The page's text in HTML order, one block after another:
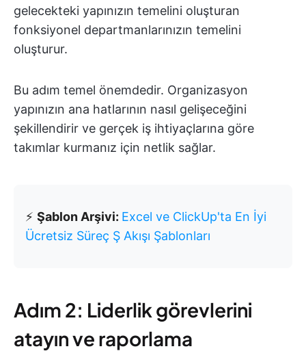
gelecekteki yapınızın temelini oluşturan
fonksiyonel departmanlarınızın temelini
oluşturur.
Bu adım temel önemdedir. Organizasyon
yapınızın ana hatlarının nasıl gelişeceğini
şekillendirir ve gerçek iş ihtiyaçlarına göre
takımlar kurmanız için netlik sağlar.
⚡ Şablon Arşivi: Excel ve ClickUp'ta En İyi
Ücretsiz Süreç Ş Akışı Şablonları
Adım 2: Liderlik görevlerini
atayın ve raporlama